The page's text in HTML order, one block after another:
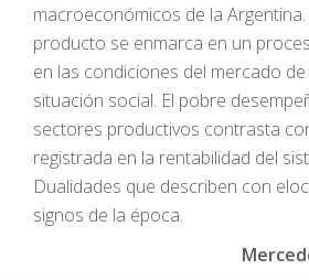
macroeconómicos de la
producto se enmarca en un
en las condiciones del mercado
situación social. El pobre
sectores productivos contrasta
registrada en la rentabilidad del
Dualidades que describen con
signos de la época.